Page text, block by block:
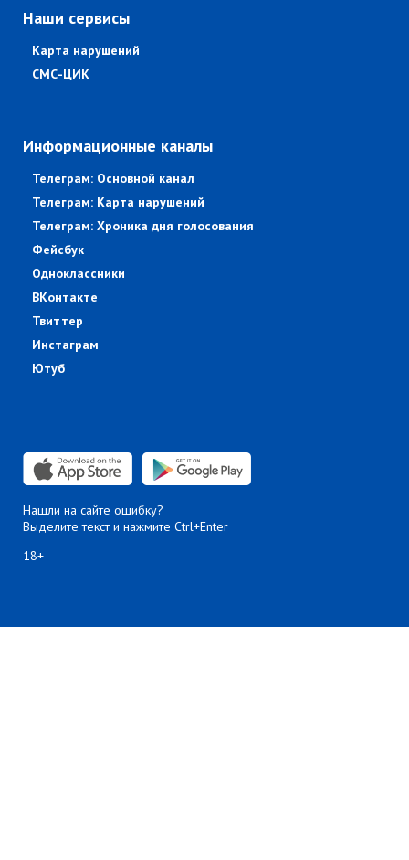
Наши сервисы
Карта нарушений
СМС-ЦИК
Информационные каналы
Телеграм: Основной канал
Телеграм: Карта нарушений
Телеграм: Хроника дня голосования
Фейсбук
Одноклассники
ВКонтакте
Твиттер
Инстаграм
Ютуб
Нашли на сайте ошибку?
Выделите текст и нажмите Ctrl+Enter
18+